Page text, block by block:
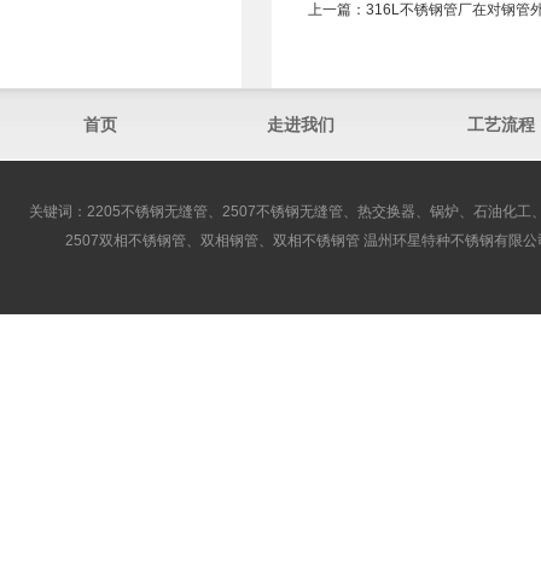
上一篇： 316L不锈钢管厂在对钢管
首页 走进我们 工艺流程
关键词：2205不锈钢无缝管、2507不锈钢无缝管、热交换器、锅炉、石油化
2507双相不锈钢管、双相钢管、双相不锈钢管 温州环星特种不锈钢有限